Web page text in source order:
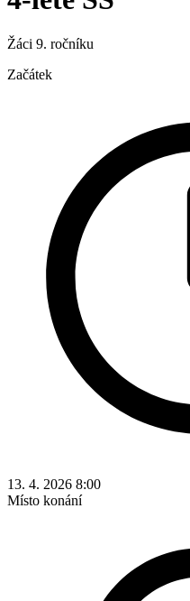
Žáci 9. ročníku
Začátek
13. 4. 2026 8:00
Místo konání